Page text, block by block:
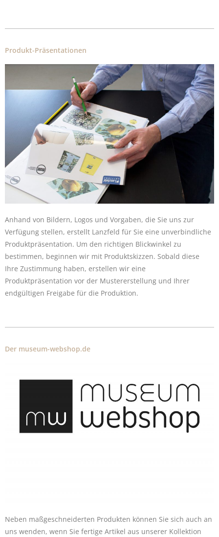
Produkt-Präsentationen
Anhand von Bildern, Logos und Vorgaben, die Sie uns zur
Verfügung stellen, erstellt Lanzfeld für Sie eine unverbindliche
Produktpräsentation. Um den richtigen Blickwinkel zu
bestimmen, beginnen wir mit Produktskizzen. Sobald diese
Ihre Zustimmung haben, erstellen wir eine
Produktpräsentation vor der Mustererstellung und Ihrer
endgültigen Freigabe für die Produktion.
Der museum-webshop.de
Neben maßgeschneiderten Produkten können Sie sich auch an
uns wenden, wenn Sie fertige Artikel aus unserer Kollektion